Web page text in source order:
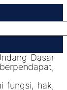
Dasar
fungsi, hak,